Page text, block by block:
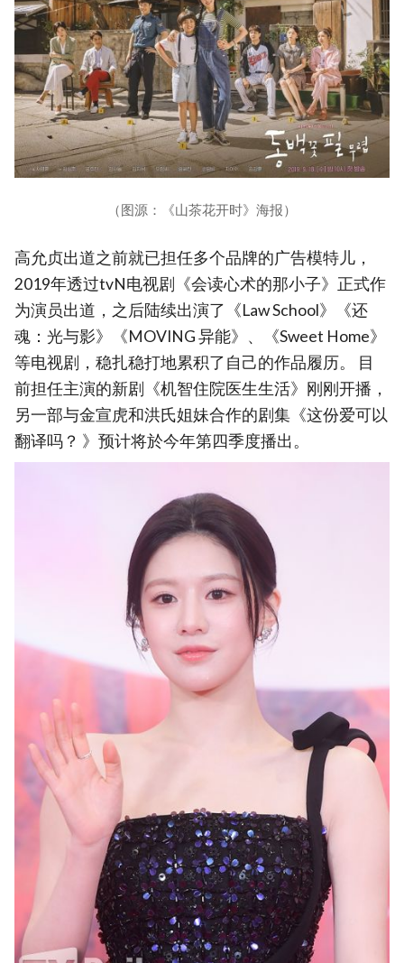
（图源：《山茶花开时》海报）
高允贞出道之前就已担任多个品牌的广告模特儿，
2019年透过tvN电视剧《会读心术的那小子》正式作
为演员出道，之后陆续出演了《Law School》《还
魂：光与影》《MOVING 异能》、《Sweet Home》
等电视剧，稳扎稳打地累积了自己的作品履历。 目
前担任主演的新剧《机智住院医生生活》刚刚开播，
另一部与金宣虎和洪氏姐妹合作的剧集《这份爱可以
翻译吗？ 》预计将於今年第四季度播出。